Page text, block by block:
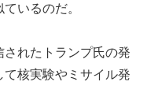
いるのだ。
れたトランプ氏の発
核実験やミサイル発